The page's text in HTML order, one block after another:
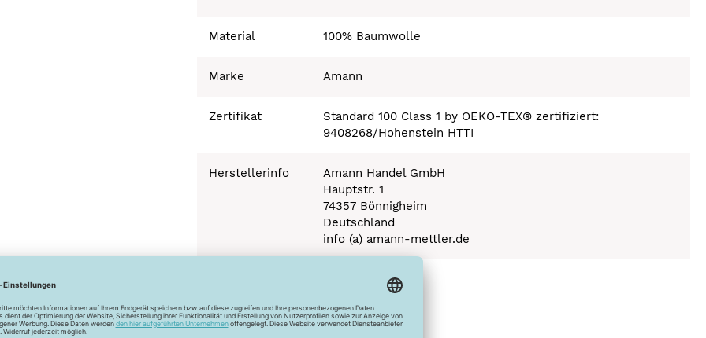
Material 100% Baumwolle
Marke Amann
Zertifikat
Standard 100 Class 1 by OEKO-TEX® zertifiziert:
9408268/Hohenstein HTTI
Herstellerinfo
Amann Handel GmbH
Hauptstr. 1
74357 Bönnigheim
Deutschland
info (a) amann-mettler.de